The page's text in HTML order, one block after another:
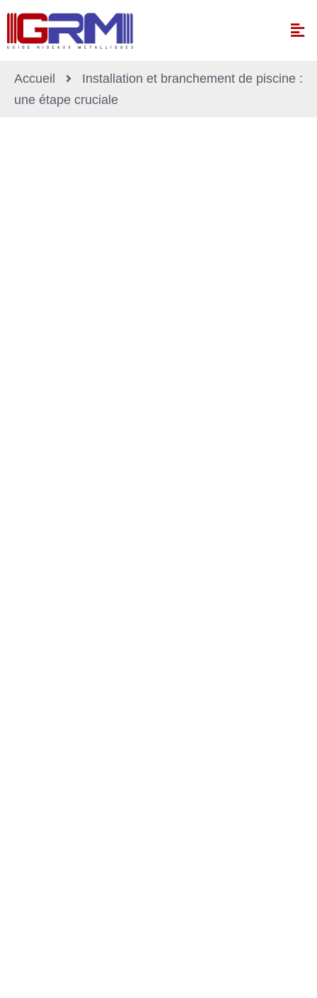
Accueil
Installation et branchement de piscine :
une étape cruciale